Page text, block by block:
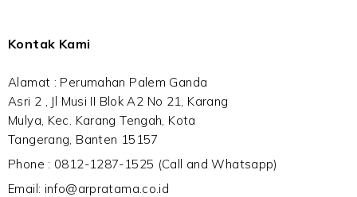
Kontak Kami
Alamat : Perumahan Palem Ganda
Asri 2 , Jl Musi II Blok A2 No 21, Karang
Mulya, Kec. Karang Tengah, Kota
Tangerang, Banten 15157
Phone : 0812-1287-1525 (Call and Whatsapp)
Email: info@arpratama.co.id